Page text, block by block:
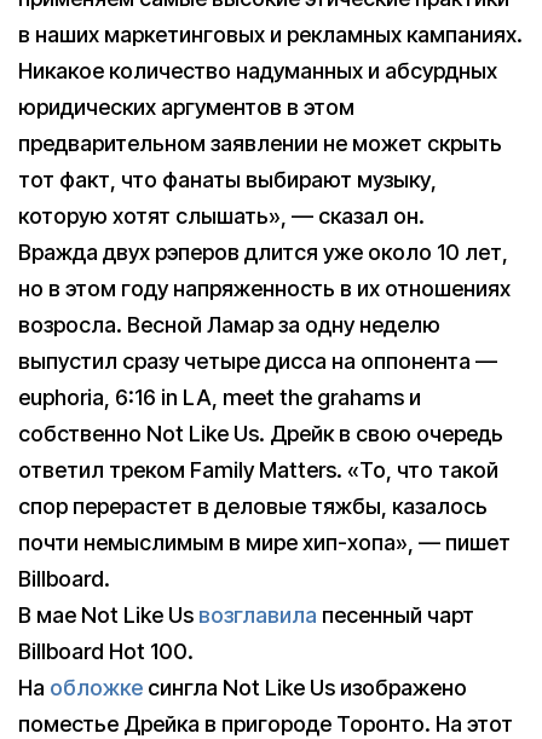
в наших маркетинговых и рекламных кампаниях.
Никакое количество надуманных и абсурдных
юридических аргументов в этом
предварительном заявлении не может скрыть
тот факт, что фанаты выбирают музыку,
которую хотят слышать», — сказал он.
Вражда двух рэперов длится уже около 10 лет,
но в этом году напряженность в их отношениях
возросла. Весной Ламар за одну неделю
выпустил сразу четыре дисса на оппонента —
euphoria, 6:16 in LA, meet the grahams и
собственно Not Like Us. Дрейк в свою очередь
ответил треком Family Matters. «То, что такой
спор перерастет в деловые тяжбы, казалось
почти немыслимым в мире хип-хопа», — пишет
Billboard.
В мае Not Like Us возглавила песенный чарт
Billboard Hot 100.
На обложке сингла Not Like Us изображено
поместье Дрейка в пригороде Торонто. На этот